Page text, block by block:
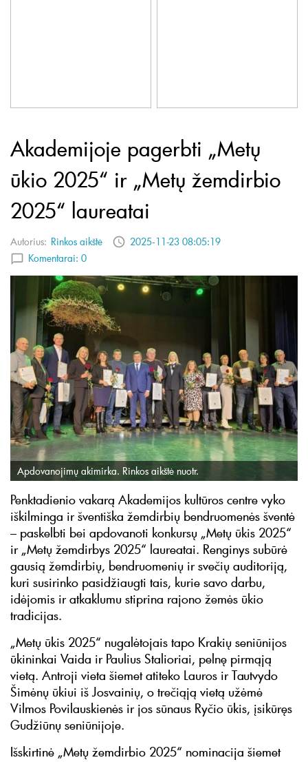
Akademijoje pagerbti „Metų
ūkio 2025“ ir „Metų žemdirbio
2025“ laureatai
Autorius: Rinkos aikštė
2025-11-23 08:05:19
Komentarai: 0
Apdovanojimų akimirka. Rinkos aikštė nuotr.
Penktadienio vakarą Akademijos kultūros centre vyko
iškilminga ir šventiška žemdirbių bendruomenės šventė
– paskelbti bei apdovanoti konkursų „Metų ūkis 2025“
ir „Metų žemdirbys 2025“ laureatai. Renginys subūrė
gausią žemdirbių, bendruomenių ir svečių auditoriją,
kuri susirinko pasidžiaugti tais, kurie savo darbu,
idėjomis ir atkaklumu stiprina rajono žemės ūkio
tradicijas.
„Metų ūkis 2025“ nugalėtojais tapo Krakių seniūnijos
ūkininkai Vaida ir Paulius Stalioriai, pelnę pirmąją
vietą. Antroji vieta šiemet atiteko Lauros ir Tautvydo
Šimėnų ūkiui iš Josvainių, o trečiąją vietą užėmė
Vilmos Povilauskienės ir jos sūnaus Ryčio ūkis, įsikūręs
Gudžiūnų seniūnijoje.
Išskirtinė „Metų žemdirbio 2025“ nominacija šiemet